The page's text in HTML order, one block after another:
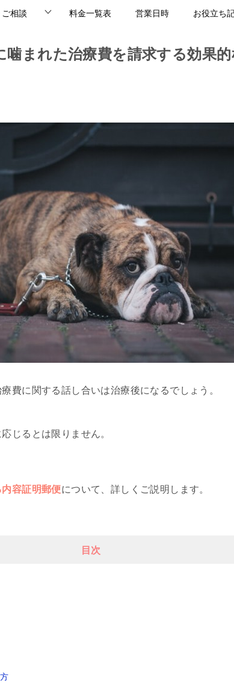
ご相談 料金一覧表 営業日時 お役立ち
噛まれた治療費を請求する効果
費に関する話し合いは治療後になるでしょう。
じるとは限りません。
容証明郵便について、詳しくご説明します。
目次